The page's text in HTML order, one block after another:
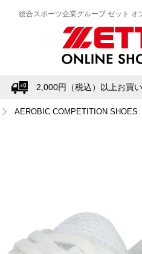
総合スポーツ企業グループ ゼット オ
2,000円（税込）以上お買
AEROBIC COMPETITION SHOES